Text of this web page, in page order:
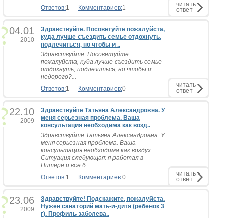
Ответов:1 Комментариев:1 читать
ответ
04.01
2010
Здравствуйте. Посоветуйте пожалуйста,
куда лучше съездить семье отдохнуть,
подлечиться, но чтобы и ..
Здравствуйте. Посоветуйте
пожалуйста, куда лучше съездить семье
отдохнуть, подлечиться, но чтобы и
недорого?...
Ответов:1 Комментариев:0 читать
ответ
22.10
2009
Здравствуйте Татьяна Александровна. У
меня серьезная проблема. Ваша
консультация необходима как возд..
Здравствуйте Татьяна Александровна. У
меня серьезная проблема. Ваша
консультация необходима как воздух.
Ситуация следующая: я работал в
Питере и все б...
Ответов:1 Комментариев:0 читать
ответ
23.06
2009
Здравствуйте! Подскажите, пожалуйста.
Нужен санаторий мать-и-дитя (ребенок 3
г). Профиль заболева..